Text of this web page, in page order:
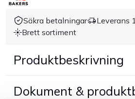
Kundtjänst
Kontakt
Säkra betalningar
Leverans
Brett sortiment
Produktbeskrivning
Dokument &